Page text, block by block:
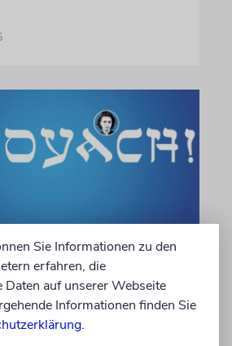
blöden Fragen
Erinnerung an eine
Sie Informationen zu den
erfahren, die
Daten auf unserer Webseite
Informationen finden Sie
.